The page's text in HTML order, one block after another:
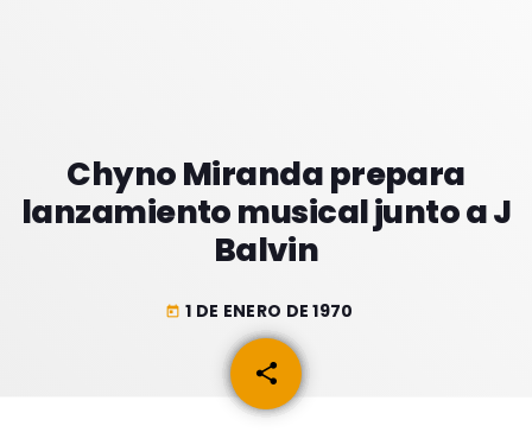
Chyno Miranda prepara
lanzamiento musical junto a J
Balvin
today 1 DE ENERO DE 1970
share
email